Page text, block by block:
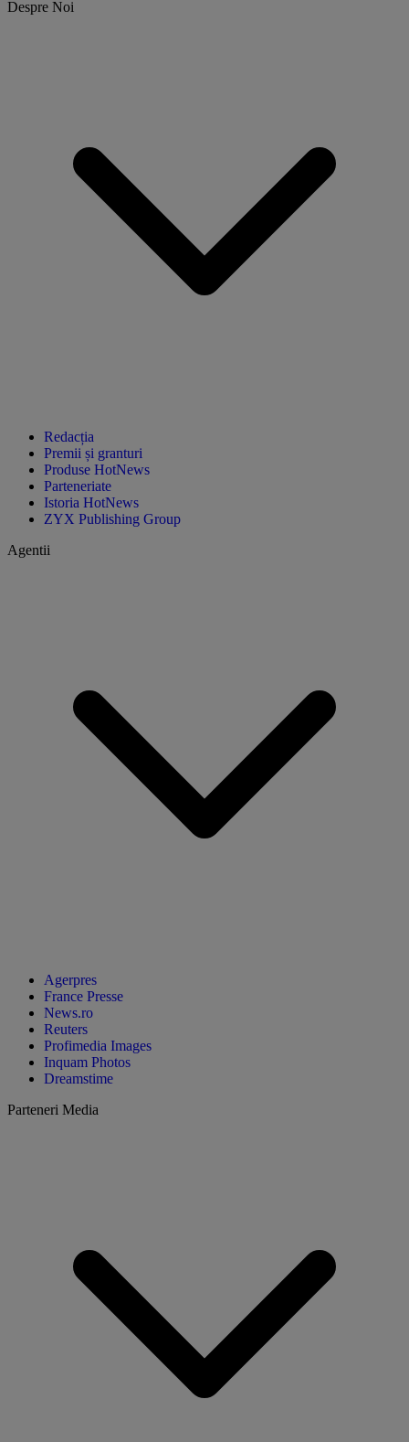
Despre Noi
Redacția
Premii și granturi
Produse HotNews
Parteneriate
Istoria HotNews
ZYX Publishing Group
Agentii
Agerpres
France Presse
News.ro
Reuters
Profimedia Images
Inquam Photos
Dreamstime
Parteneri Media